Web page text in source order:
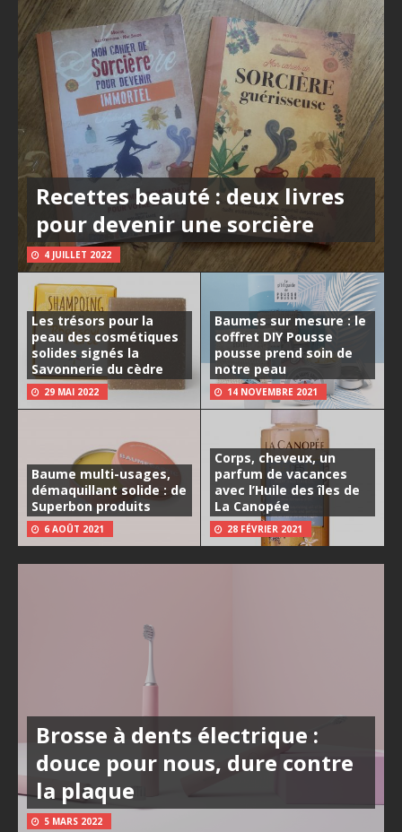
Recettes beauté : deux livres
pour devenir une sorcière
4 JUILLET 2022
Les trésors pour la
peau des cosmétiques
solides signés la
Savonnerie du cèdre
29 MAI 2022
Baumes sur mesure : le
coffret DIY Pousse
pousse prend soin de
notre peau
14 NOVEMBRE 2021
Baume multi-usages,
démaquillant solide : de
Superbon produits
6 AOÛT 2021
Corps, cheveux, un
parfum de vacances
avec l’Huile des îles de
La Canopée
28 FÉVRIER 2021
Brosse à dents électrique :
douce pour nous, dure contre
la plaque
5 MARS 2022